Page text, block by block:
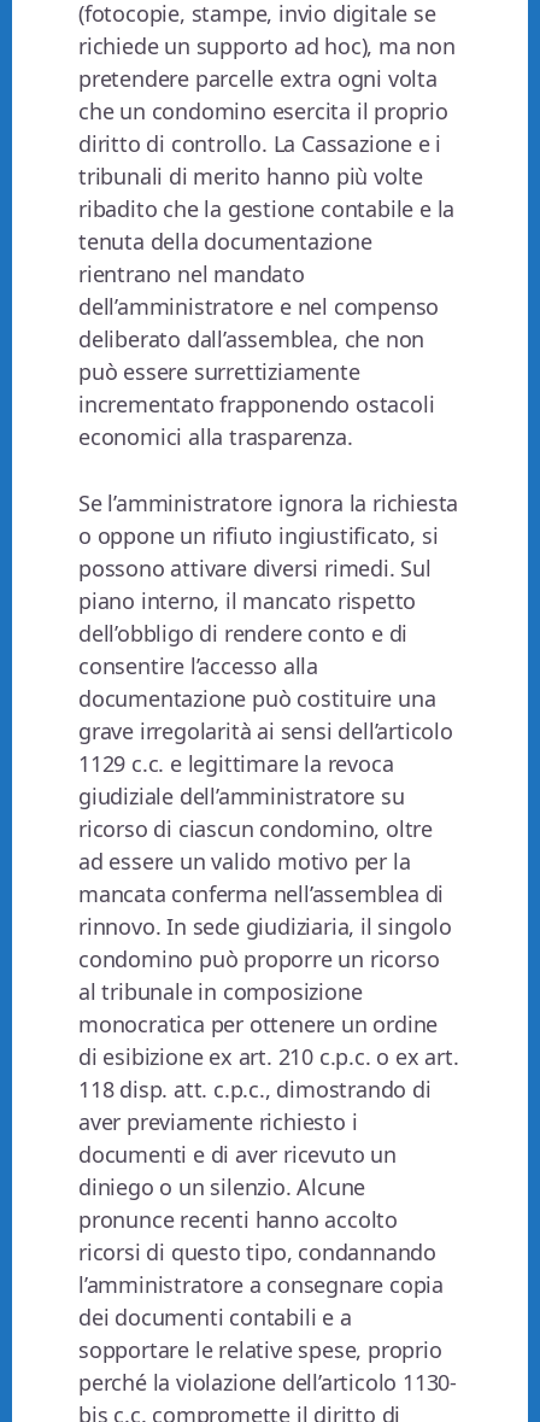
(fotocopie, stampe, invio digitale se
richiede un supporto ad hoc), ma non
pretendere parcelle extra ogni volta
che un condomino esercita il proprio
diritto di controllo. La Cassazione e i
tribunali di merito hanno più volte
ribadito che la gestione contabile e la
tenuta della documentazione
rientrano nel mandato
dell’amministratore e nel compenso
deliberato dall’assemblea, che non
può essere surrettiziamente
incrementato frapponendo ostacoli
economici alla trasparenza.
Se l’amministratore ignora la richiesta
o oppone un rifiuto ingiustificato, si
possono attivare diversi rimedi. Sul
piano interno, il mancato rispetto
dell’obbligo di rendere conto e di
consentire l’accesso alla
documentazione può costituire una
grave irregolarità ai sensi dell’articolo
1129 c.c. e legittimare la revoca
giudiziale dell’amministratore su
ricorso di ciascun condomino, oltre
ad essere un valido motivo per la
mancata conferma nell’assemblea di
rinnovo. In sede giudiziaria, il singolo
condomino può proporre un ricorso
al tribunale in composizione
monocratica per ottenere un ordine
di esibizione ex art. 210 c.p.c. o ex art.
118 disp. att. c.p.c., dimostrando di
aver previamente richiesto i
documenti e di aver ricevuto un
diniego o un silenzio. Alcune
pronunce recenti hanno accolto
ricorsi di questo tipo, condannando
l’amministratore a consegnare copia
dei documenti contabili e a
sopportare le relative spese, proprio
perché la violazione dell’articolo 1130-
bis c.c. compromette il diritto di